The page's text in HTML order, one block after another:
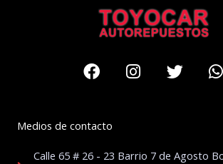
FacebookInstagram
Twitter
Medios de contacto
Calle 65 # 26 - 23 Barrio 7 de Agosto